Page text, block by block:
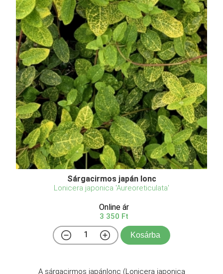
Sárgacirmos japán lonc
Lonicera japonica 'Aureoreticulata'
Online ár
3 350 Ft
Kosárba
A sárgacirmos japánlonc (Lonicera japonica